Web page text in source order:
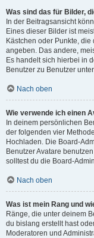
Was sind das für Bilder,
In der Beitragsansicht
Eines dieser Bilder ist
Kästchen oder Punkte,
angeben. Das andere,
Es handelt sich hierbei in
Benutzer zu Benutzer
Nach oben
Wie verwende ich einen
In deinem persönlichen
der folgenden vier
Hochladen. Die Board-
Benutzer Avatare
solltest du die Board-
Nach oben
Was ist mein Rang und
Ränge, die unter deinem
du bislang erstellt hast
Moderatoren und